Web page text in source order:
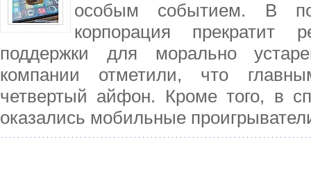
особым событием. В
корпорация прекратит
поддержки для морально
компании отметили, что
четвертый айфон. Кроме того, в
оказались мобильные